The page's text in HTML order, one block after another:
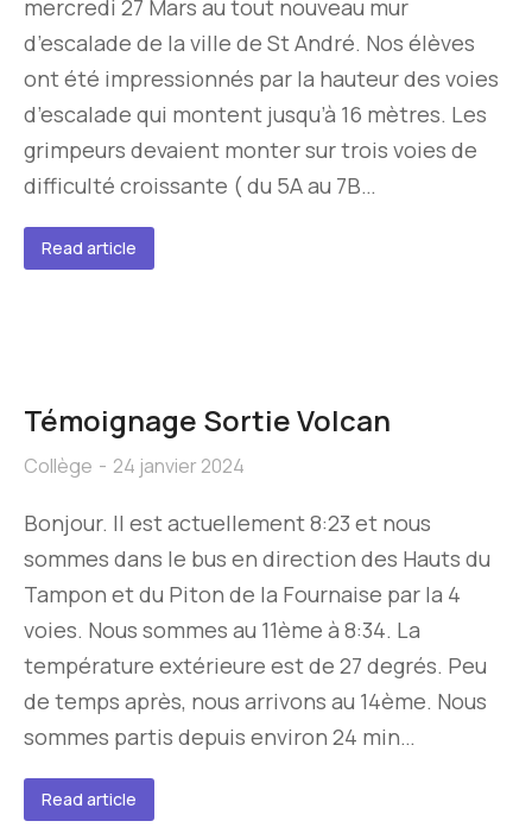
mercredi 27 Mars au tout nouveau mur
d’escalade de la ville de St André. Nos élèves
ont été impressionnés par la hauteur des voies
d’escalade qui montent jusqu’à 16 mètres. Les
grimpeurs devaient monter sur trois voies de
difficulté croissante ( du 5A au 7B…
Read article
Témoignage Sortie Volcan
Collège 24 janvier 2024
Bonjour. Il est actuellement 8:23 et nous
sommes dans le bus en direction des Hauts du
Tampon et du Piton de la Fournaise par la 4
voies. Nous sommes au 11ème à 8:34. La
température extérieure est de 27 degrés. Peu
de temps après, nous arrivons au 14ème. Nous
sommes partis depuis environ 24 min…
Read article